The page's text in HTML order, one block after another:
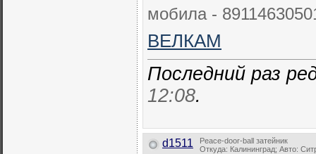
мобила -
ВЕЛКАМ
Последний раз
12:08.
d1511
Peace-door-ball затейник
Откуда: Калининград; Авто: